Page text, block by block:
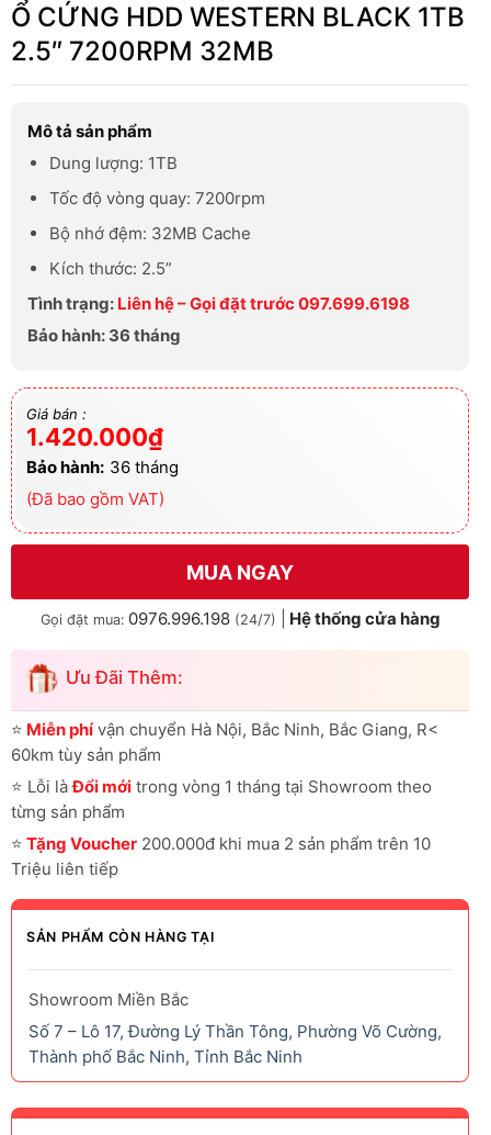
Ổ CỨNG HDD WESTERN BLACK 1TB
2.5″ 7200RPM 32MB
Mô tả sản phẩm
Dung lượng: 1TB
Tốc độ vòng quay: 7200rpm
Bộ nhớ đệm: 32MB Cache
Kích thước: 2.5”
Tình trạng: Liên hệ – Gọi đặt trước 097.699.6198
Bảo hành: 36 tháng
Giá bán :
1.420.000₫
Bảo hành: 36 tháng
(Đã bao gồm VAT)
MUA NGAY
Gọi đặt mua: 0976.996.198 (24/7) Hệ thống cửa hàng
Ưu Đãi Thêm:
⭐ Miễn phívận chuyển Hà Nội, Bắc Ninh, Bắc Giang, R<
60km tùy sản phẩm
⭐ Lỗi làĐổi mới trong vòng 1 tháng tại Showroom theo
từng sản phẩm
⭐ Tặng Voucher 200.000đ khi mua 2 sản phẩm trên 10
Triệu liên tiếp
SẢN PHẨM CÒN HÀNG TẠI
Showroom Miền Bắc
Số 7 – Lô 17, Đường Lý Thần Tông, Phường Võ Cường,
Thành phố Bắc Ninh, Tỉnh Bắc Ninh